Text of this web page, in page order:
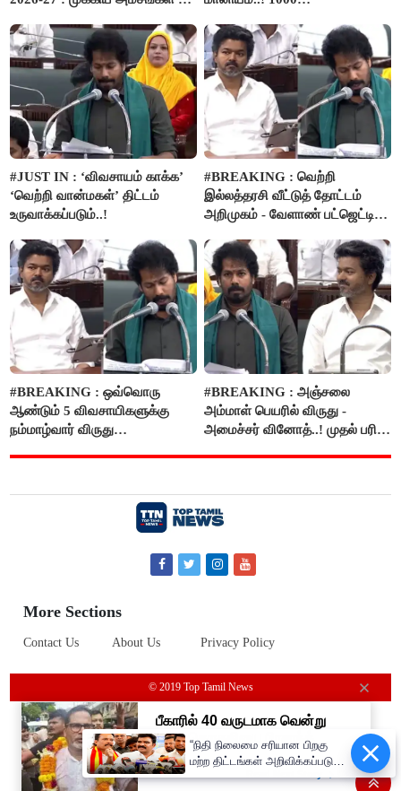
பம்புசெட் வழங்கப்படும்..!
#JUST IN : ‘விவசாயம் காக்க’
‘வெற்றி வான்மகள்’ திட்டம்
உருவாக்கப்படும்..!
#BREAKING : வெற்றி
இல்லத்தரசி வீட்டுத் தோட்டம்
அறிமுகம் - வேளாண் பட்ஜெட்டில்
#BREAKING : ஒவ்வொரு
ஆண்டும் 5 விவசாயிகளுக்கு
நம்மாழ்வார் விருது
#BREAKING : அஞ்சலை
அம்மாள் பெயரில் விருது -
அமைச்சர் வினோத்..! முதல் பரிசு
More Sections
Contact Us About Us Privacy Policy
© 2019 Top Tamil News
“நிதி நிலைமை சரியான பிறகு
மற்ற திட்டங்கள் அறிவிக்கப்படும்”-
அமைச்சர் நிர்மல்குமார் விளக்கம்